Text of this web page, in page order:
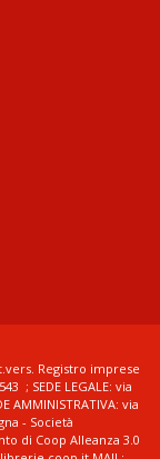
Registro imprese
; SEDE LEGALE: via
AMMINISTRATIVA: via
- Società
di Coop Alleanza 3.0